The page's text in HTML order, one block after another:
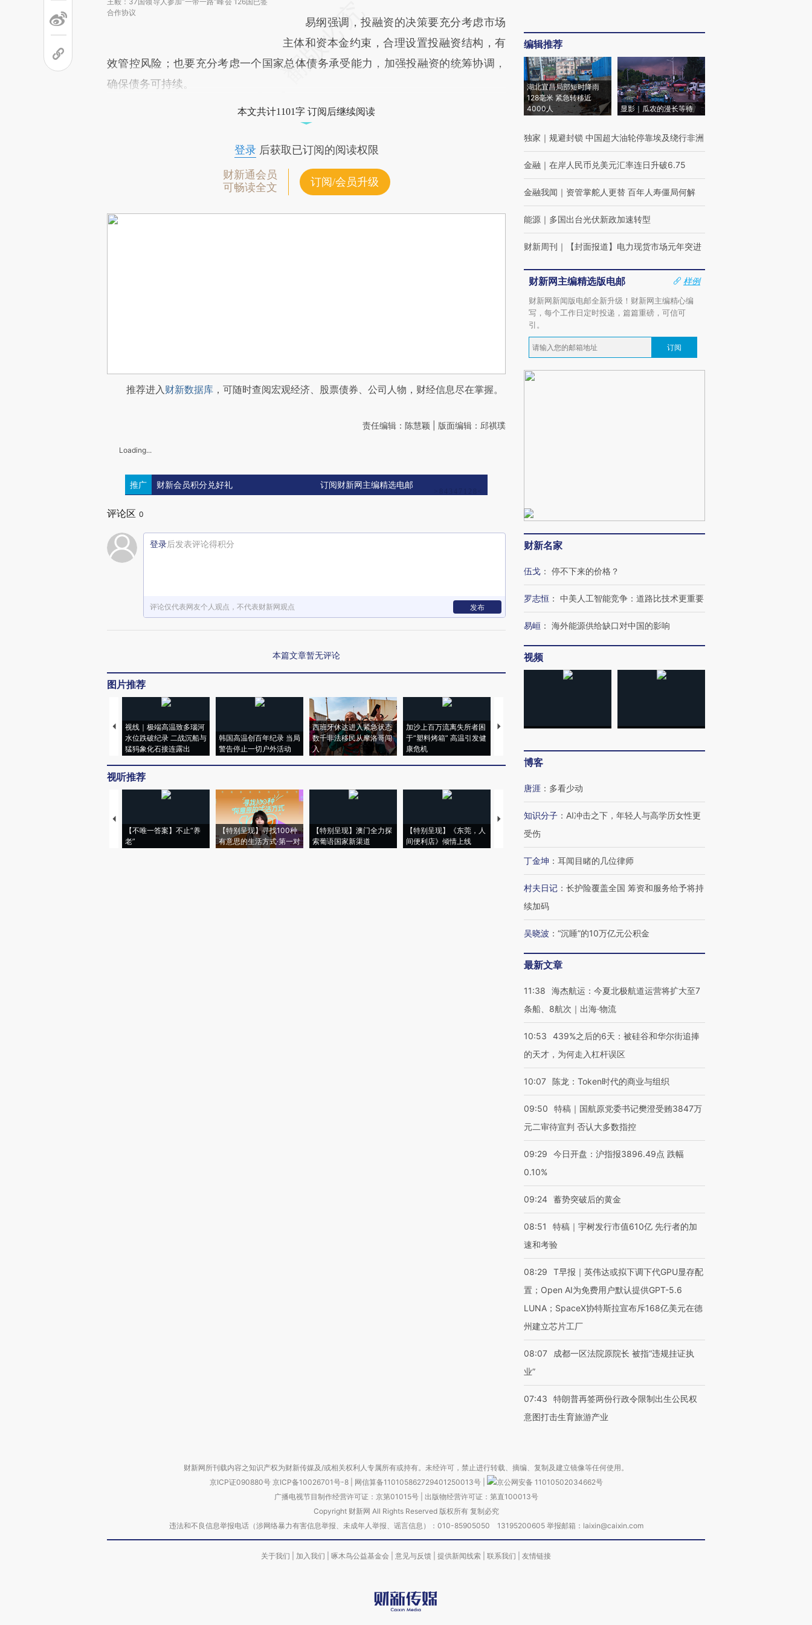
合作协议
易纲强调，投融资的决策要充分考虑市场
主体和资本金约束，合理设置投融资结构，有
效管控风险；也要充分考虑一个国家总体债务承受能力，加强投融资的统筹协调，
确保债务可持续。
本文共计1101字 订阅后继续阅读
登录后获取已订阅的阅读权限
财新通会员
可畅读全文
订阅/会员升级
推荐进入财新数据库 ，可随时查阅宏观经济、股票债券、公司人物，财经信息尽在掌握。
责任编辑：陈慧颖 | 版面编辑：邱祺璞
Loading...
推广 财新会员积分兑好礼 订阅财新网主编精选电邮
评论区 0
登录后发表评论得积分
评论仅代表网友个人观点，不代表财新网观点 发布
本篇文章暂无评论
图片推荐
视线｜极端高温致多瑙河
水位跌破纪录 二战沉船与
猛犸象化石接连露出
韩国高温创百年纪录 当局
警告停止一切户外活动
西班牙休达进入紧急状态
数千非法移民从摩洛哥闯
入
加沙上百万流离失所者困
于“塑料烤箱” 高温引发健
康危机
视线｜HYROX的吸金
心“花钱找虐”？
马航飞行员跨国走私7万
毒品
视线｜被称为“蟑螂”的印
育部长拱下台
视听推荐
【不唯一答案】不止“养
老”
【特别呈现】寻找100种
有意思的生活方式·第一对
【特别呈现】澳门全力探
索葡语国家新渠道
【特别呈现】《东莞，人
间便利店》倾情上线
【推广】走进第四届链博
会，让数智科技“链”接产
【商旅对话】华住集团
编辑推荐
湖北宜昌局部短时降雨
128毫米 紧急转移近
4000人
显影｜瓜农的漫长等待
独家 ｜ 规避封锁 中国超大油轮停靠埃及绕行非洲
金融 ｜ 在岸人民币兑美元汇率连日升破6.75
金融我闻 ｜ 资管掌舵人更替 百年人寿僵局何解
能源 ｜ 多国出台光伏新政加速转型
财新周刊 ｜ 【封面报道】电力现货市场元年突进
财新网主编精选版电邮
样例
财新网新闻版电邮全新升级！财新网主编精心编
写，每个工作日定时投递，篇篇重磅，可信可
引。
订阅
财新名家
伍戈 ： 停不下来的价格？
罗志恒 ： 中美人工智能竞争：道路比技术更重要
易峘 ： 海外能源供给缺口对中国的影响
视频
博客
唐涯 ： 多看少动
知识分子 ： AI冲击之下，年轻人与高学历女性更
受伤
丁金坤 ： 耳闻目睹的几位律师
村夫日记 ： 长护险覆盖全国 筹资和服务给予将持
续加码
吴晓波 ： “沉睡”的10万亿元公积金
最新文章
11:38
海杰航运：今夏北极航道运营将扩大至7
条船、8航次｜出海·物流
10:53
439%之后的6天：被硅谷和华尔街追捧
的天才，为何走入杠杆误区
10:07 陈龙：Token时代的商业与组织
09:50
特稿｜国航原党委书记樊澄受贿3847万
元二审待宣判 否认大多数指控
09:29
今日开盘：沪指报3896.49点 跌幅
0.10%
09:24 蓄势突破后的黄金
08:51
特稿｜宇树发行市值610亿 先行者的加
速和考验
08:29
T早报｜英伟达或拟下调下代GPU显存配
置；Open AI为免费用户默认提供GPT-5.6
LUNA；SpaceX协特斯拉宣布斥168亿美元在德
州建立芯片工厂
08:07
成都一区法院原院长 被指“违规挂证执
业”
07:43
特朗普再签两份行政令限制出生公民权
意图打击生育旅游产业
财新网所刊载内容之知识产权为财新传媒及/或相关权利人专属所有或持有。未经许可，禁止进行转载、摘编、复制及建立镜像等任何使用。
京ICP证090880号 京ICP备10026701号-8 网信算备110105862729401250013号
京公网安备 11010502034662号
广播电视节目制作经营许可证：京第01015号| 出版物经营许可证：第直100013号
Copyright 财新网 All Rights Reserved 版权所有 复制必究
违法和不良信息举报电话（涉网络暴力有害信息举报、未成年人举报、谣言信息）：010-85905050 13195200605 举报邮箱：laixin@caixin.com
关于我们 加入我们 啄木鸟公益基金会 意见与反馈 提供新闻线索 联系我们 友情链接